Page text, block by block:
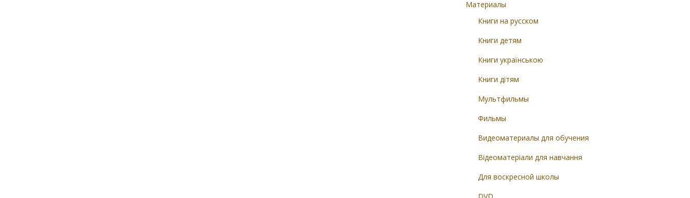
Материалы
Книги на русском
Книги детям
Книги українською
Книги дітям
Мультфильмы
Фильмы
Видеоматериалы для обучения
Відеоматеріали для навчання
Для воскресной школы